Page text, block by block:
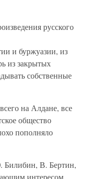
русского
и буржуазии, из
из закрытых
собственные
на Алдане, все
общество
пополняло
В. Бертин,
интересом